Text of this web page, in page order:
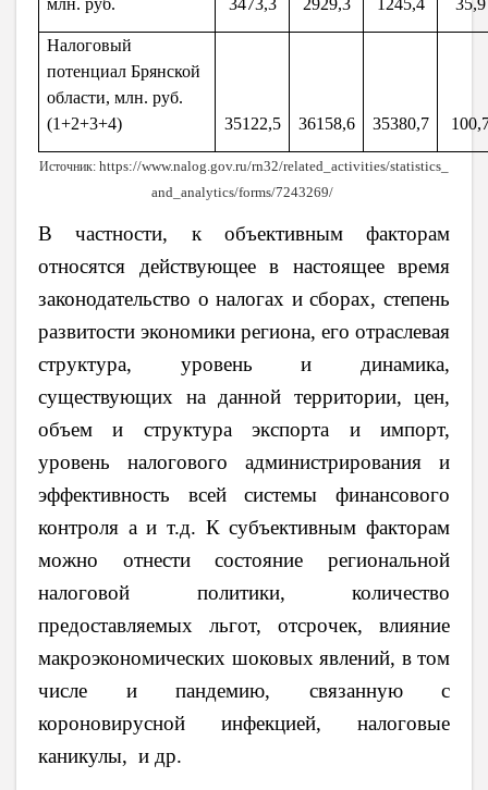
млн. руб. 3473,3 2929,3 1245,4 35,9
Налоговый
потенциал Брянской
области, млн. руб.
(1+2+3+4)
35122,5 36158,6 35380,7
Источник: https://www.nalog.gov.ru/rn32/related_activities/statistics_
and_analytics/forms/7243269/
В частности, к объективным факторам
относятся действующее в настоящее время
законодательство о налогах и сборах, степень
развитости экономики региона, его отраслевая
структура, уровень и динамика,
существующих на данной территории, цен,
объем и структура экспорта и импорт,
уровень налогового администрирования и
эффективность всей системы финансового
контроля а и т.д. К субъективным факторам
можно отнести состояние региональной
налоговой политики, количество
предоставляемых льгот, отсрочек, влияние
макроэкономических шоковых явлений, в том
числе и пандемию, связанную с
короновирусной инфекцией, налоговые
каникулы, и др.